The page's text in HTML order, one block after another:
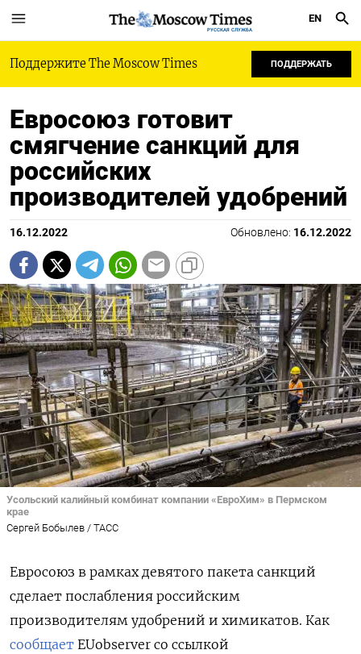
РУССКАЯ СЛУЖБА
EN
Поддержите The Moscow Times ПОДДЕРЖАТЬ
Евросоюз готовит
смягчение санкций для
российских
производителей удобрений
16.12.2022 Обновлено: 16.12.2022
Усольский калийный комбинат компании «ЕвроХим» в Пермском
крае
Сергей Бобылев / ТАСС
Евросоюз в рамках девятого пакета санкций
сделает послабления российским
производителям удобрений и химикатов. Как
сообщает EUobserver со ссылкой